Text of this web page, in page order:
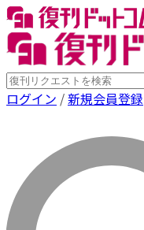
ログイン /新規会員登録